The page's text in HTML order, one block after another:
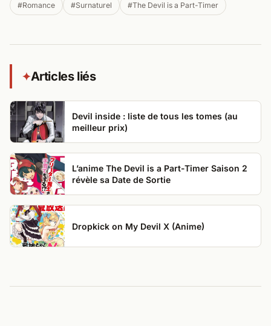
#Romance #Surnaturel #The Devil is a Part-Timer
✦Articles liés
Devil inside : liste de tous les tomes (au
meilleur prix)
L’anime The Devil is a Part-Timer Saison 2
révèle sa Date de Sortie
Dropkick on My Devil X (Anime)